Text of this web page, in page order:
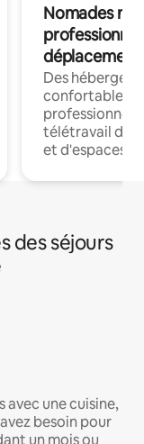
Nomades
déplacement
Des
confortables
professionnels
télétravail
et d'espaces
des séjours
avec une cuisine,
besoin pour
un mois ou